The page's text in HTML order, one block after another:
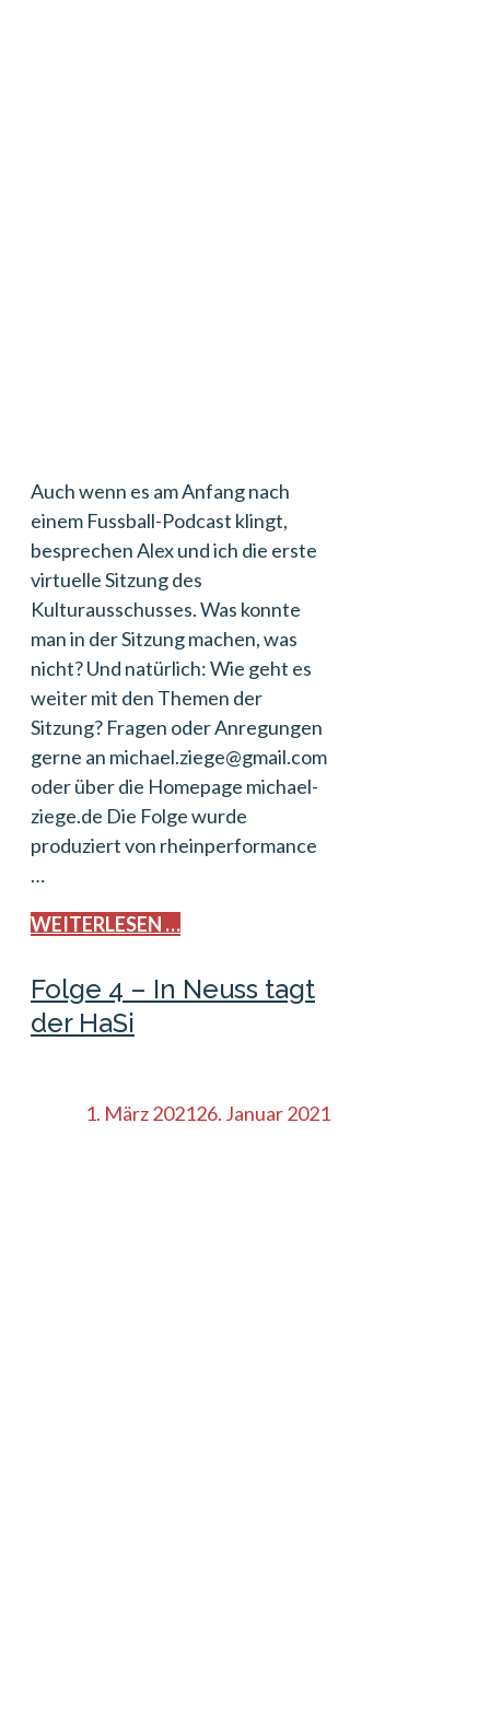
Auch wenn es am Anfang nach
einem Fussball-Podcast klingt,
besprechen Alex und ich die erste
virtuelle Sitzung des
Kulturausschusses. Was konnte
man in der Sitzung machen, was
nicht? Und natürlich: Wie geht es
weiter mit den Themen der
Sitzung? Fragen oder Anregungen
gerne an michael.ziege@gmail.com
oder über die Homepage michael-
ziege.de Die Folge wurde
produziert von rheinperformance
…
WEITERLESEN …
Folge 4 – In Neuss tagt
der HaSi
1. März 202126. Januar 2021